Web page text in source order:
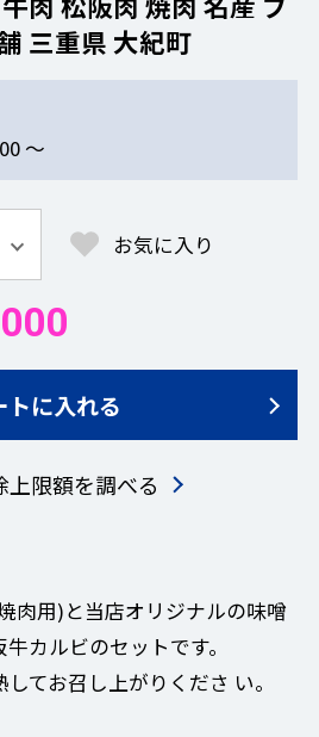
三重県 大紀町
～
お気に入り
トに入れる
上限額を調べる
肉用)と当店オリジナルの味噌
カルビのセットです。
てお召し上がりくださ い。